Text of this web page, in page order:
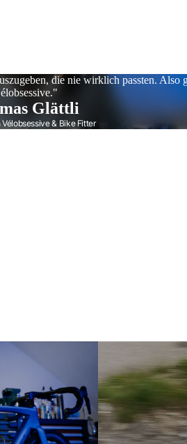
die nie wirklich passten. Also
Glättli
& Bike Fitter